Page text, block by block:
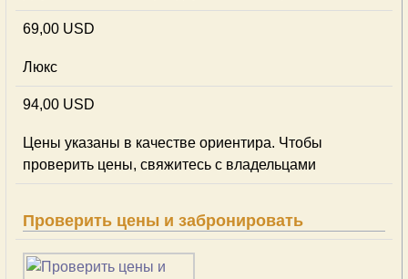
69,00 USD
Люкс
94,00 USD
Цены указаны в качестве ориентира. Чтобы
проверить цены, свяжитесь с владельцами
Проверить цены и забронировать